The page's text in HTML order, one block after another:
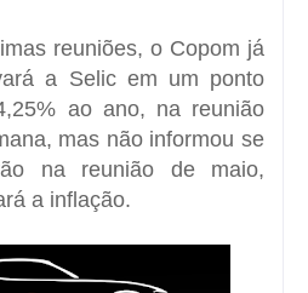
reuniões, o Copom já
a Selic em um ponto
ao ano, na reunião
mas não informou se
na reunião de maio,
a inflação.